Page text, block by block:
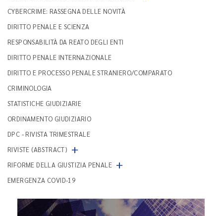
CYBERCRIME: RASSEGNA DELLE NOVITÀ
DIRITTO PENALE E SCIENZA
RESPONSABILITÀ DA REATO DEGLI ENTI
DIRITTO PENALE INTERNAZIONALE
DIRITTO E PROCESSO PENALE STRANIERO/COMPARATO
CRIMINOLOGIA
STATISTICHE GIUDIZIARIE
ORDINAMENTO GIUDIZIARIO
DPC - RIVISTA TRIMESTRALE
RIVISTE (ABSTRACT) +
RIFORME DELLA GIUSTIZIA PENALE +
EMERGENZA COVID-19